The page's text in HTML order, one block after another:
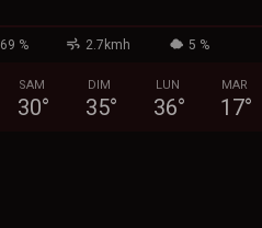
69 % 2.7kmh 5 %
SAM
30°
DIM
35°
LUN
36°
MAR
17°